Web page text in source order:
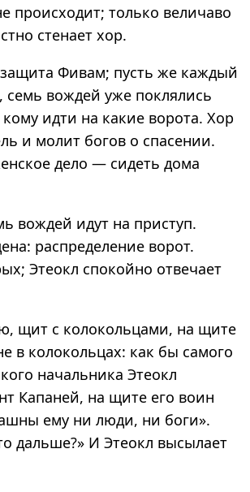
происходит; только величаво
стенает хор.
Фивам; пусть же каждый
семь вождей уже поклялись
идти на какие ворота. Хор
и молит богов о спасении.
дело — сидеть дома
вождей идут на приступ.
распределение ворот.
Этеокл спокойно отвечает
щит с колокольцами, на щите
в колокольцах: как бы самого
начальника Этеокл
Капаней, на щите его воин
ему ни люди, ни боги».
дальше?» И Этеокл высылает